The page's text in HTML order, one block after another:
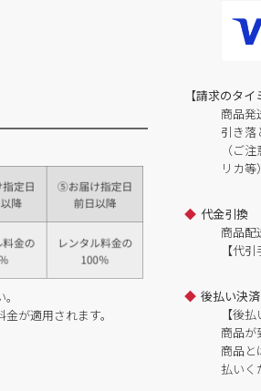
適用されます。
【請求のタイ
商品発
引き落
（ご
リカ等
代金引換
商品配
【代
後払い決済
【後
商品が
商品と
払いく